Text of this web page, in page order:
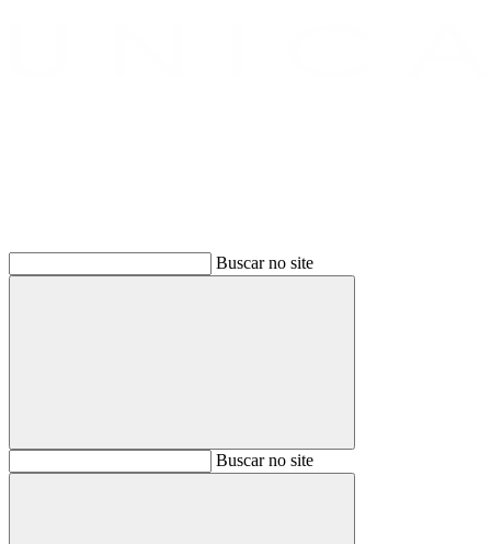
Buscar no site
BuscarBuscar no site